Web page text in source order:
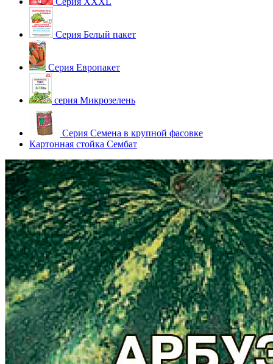
Серия Белый пакет
Серия Европакет
серия Микрозелень
Серия Семена в крупной фасовке
Картонная стойка Сембат